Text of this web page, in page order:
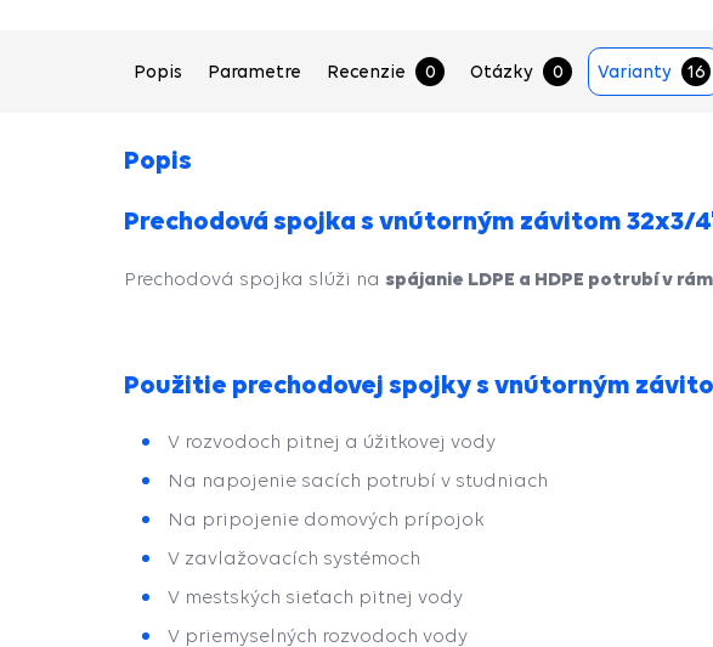
Popis Parametre Recenzie 0 Otázky 0 Varianty 16
Popis
Prechodová spojka s vnútorným závitom 32x3/
Prechodová spojka slúži na spájanie LDPE a HDPE potrubí v
Použitie prechodovej spojky s vnútorným
V rozvodoch pitnej a úžitkovej vody
Na napojenie sacích potrubí v studniach
Na pripojenie domových prípojok
V zavlažovacích systémoch
V mestských sieťach pitnej vody
V priemyselných rozvodoch vody